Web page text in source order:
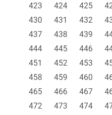
423
424 425
430
431 432
437
438 439
444
445 446
451
452 453
458
459 460
465
466 467
472
473 474